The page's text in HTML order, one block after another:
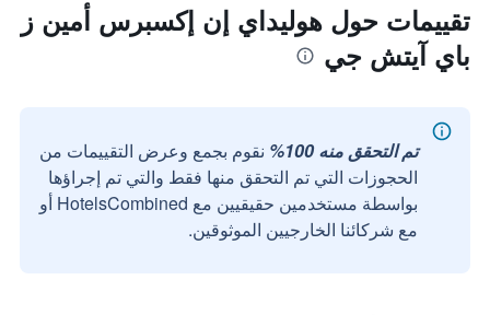
تقييمات حول هوليداي إن إكسبرس أمين ز
باي آيتش جي
تم التحقق منه 100%
نقوم بجمع وعرض التقييمات من
الحجوزات التي تم التحقق منها فقط والتي تم إجراؤها
بواسطة مستخدمين حقيقيين مع HotelsCombined أو
مع شركائنا الخارجيين الموثوقين.